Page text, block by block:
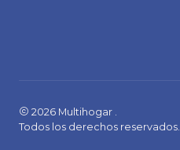
2026 Multihogar .
Todos los derechos reservados.